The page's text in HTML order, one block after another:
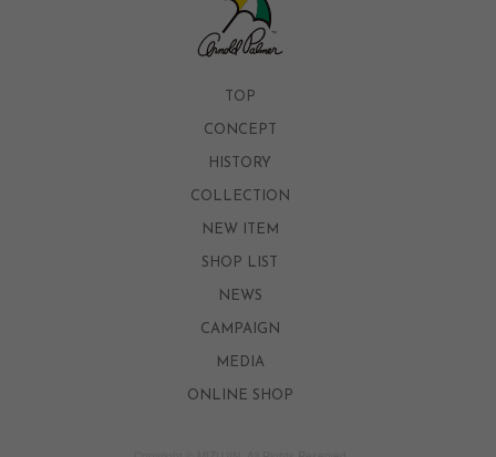
TOP
CONCEPT
HISTORY
COLLECTION
NEW ITEM
SHOP LIST
NEWS
CAMPAIGN
MEDIA
ONLINE SHOP